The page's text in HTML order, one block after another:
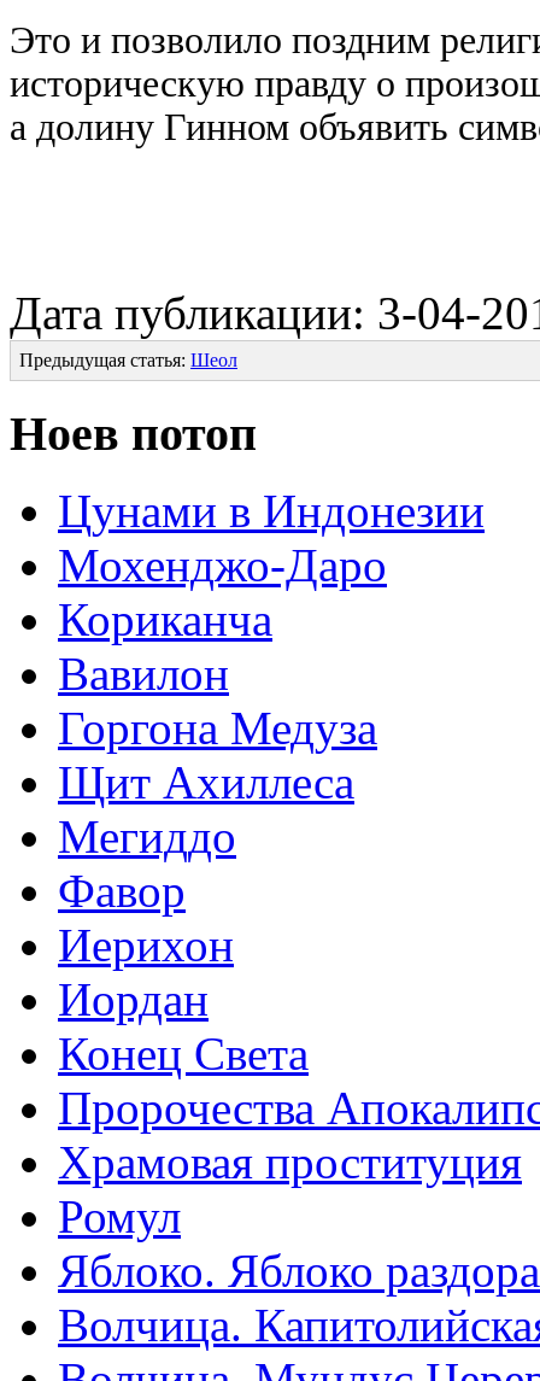
Это и позволило поздним
историческую правду о
а долину Гинном объявить
Дата публикации: 3-04-
Предыдущая статья: Шеол
Ноев потоп
Цунами в Индонезии
Мохенджо-Даро
Кориканча
Вавилон
Горгона Медуза
Щит Ахиллеса
Мегиддо
Фавор
Иерихон
Иордан
Конец Света
Пророчества
Храмовая проституция
Ромул
Яблоко. Яблоко
Волчица.